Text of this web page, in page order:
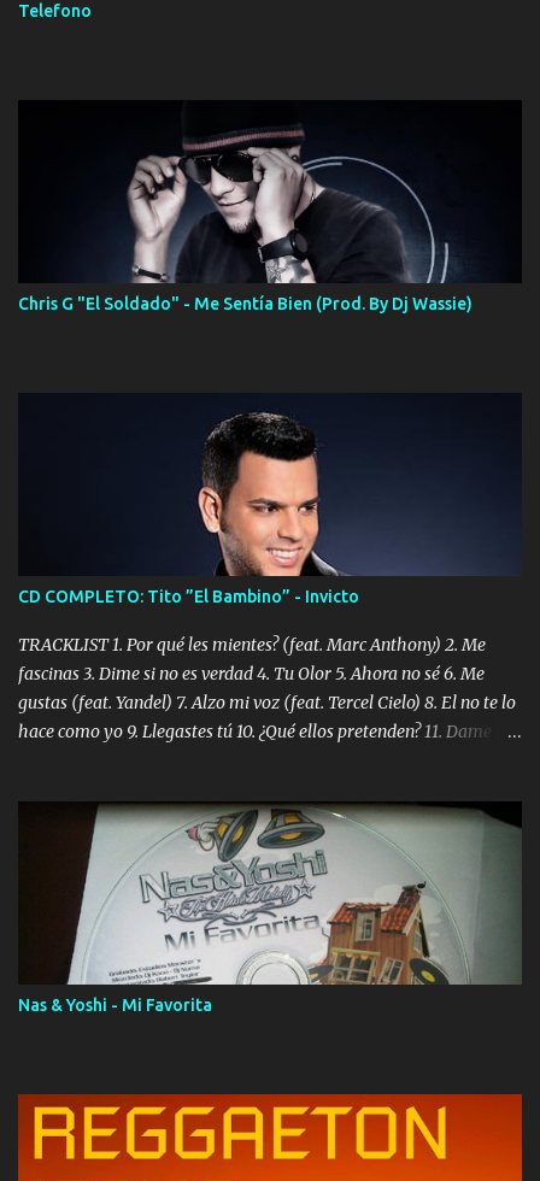
Telefono
Chris G "El Soldado" - Me Sentía Bien (Prod. By Dj Wassie)
CD COMPLETO: Tito ”El Bambino” - Invicto
TRACKLIST 1. Por qué les mientes? (feat. Marc Anthony) 2. Me
fascinas 3. Dime si no es verdad 4. Tu Olor 5. Ahora no sé 6. Me
gustas (feat. Yandel) 7. Alzo mi voz (feat. Tercel Cielo) 8. El no te lo
hace como yo 9. Llegastes tú 10. ¿Qué ellos pretenden? 11. Dame la
Digital Booklet – Invicto ----------------------------- Nota:
Album proposto al massimo della qualità in formato iTunes Plus
AAC M4A; comprato su iTunes e a disposizione vostra per il
download. REGGAETON ITALIA Nosotros Somos Los Del
Momento!
Nas & Yoshi - Mi Favorita